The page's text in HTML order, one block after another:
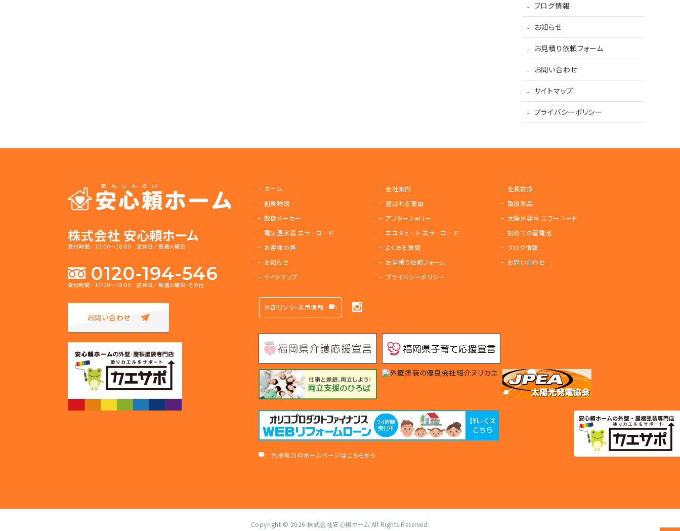
ブログ情報
お知らせ
お見積り依頼フォーム
お問い合わせ
サイトマップ
プライバシーポリシー
株式会社 安心頼ホーム
受付時間／10:00～18:00 定休日／毎週火曜日
0120-194-546
受付時間／10:00～18:00 店休日／毎週火曜日・その他
お問い合わせ
ホーム 会社案内
社長挨拶
創業物語
選ばれる理由
取扱商品
取扱メーカー
アフターフォロー
太陽光発電 エラーコード
電気温水器 エラーコード
エコキュート エラーコード
初めての蓄電池
お客様の声
よくある質問
ブログ情報
お知らせ
お見積り依頼フォーム
お問い合わせ
サイトマップ
プライバシーポリシー
外部リンク：採用情報
九州電力のホームページはこちらから
Copyright © 2026 株式会社安心頼ホーム All Rights Reserved.